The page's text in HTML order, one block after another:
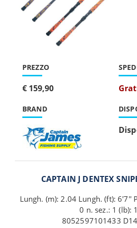
PREZZO
€ 159,90
BRAND
CAPTAIN J DENTEX
Lungh. (m): 2.04 Lungh. (ft): 6'7''
0 n. sez.: 1 (lb):
8052597101433